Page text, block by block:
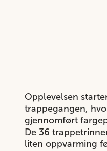
Opplevelsen
trappegangen,
gjennomført
De 36
liten oppvarming